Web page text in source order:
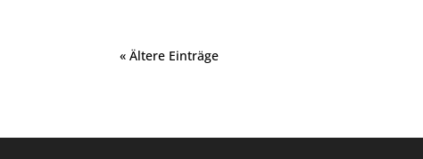
« Ältere Einträge